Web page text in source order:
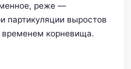
реже —
партикуляции выростов
корневища.